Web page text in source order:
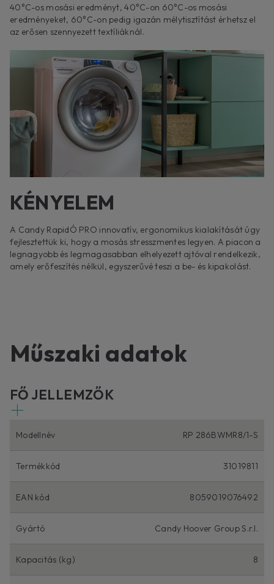
40°C-os mosási eredményt, 40°C-on 60°C-os mosási
eredményeket, 60°C-on pedig igazán mélytisztítást érhetsz el
az erősen szennyezett textíliáknál.
KÉNYELEM
A Candy RapidÓ PRO innovatív, ergonomikus kialakítását úgy
fejlesztettük ki, hogy a mosás stresszmentes legyen. A piacon a
legnagyobb és legmagasabban elhelyezett ajtóval rendelkezik,
amely erőfeszítés nélkül, egyszerűvé teszi a be- és kipakolást.
Műszaki adatok
FŐ JELLEMZŐK
Modellnév RP 286BWMR8/1-S
Termékkód 31019811
EAN kód 8059019076492
Gyártó Candy Hoover Group S.r.l.
Kapacitás (kg) 8